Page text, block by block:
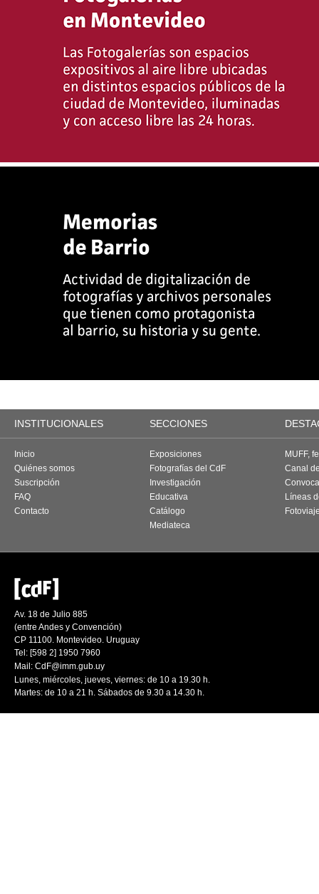
INSTITUCIONALES SECCIONES
Inicio
Quiénes somos
Suscripción
FAQ
Contacto
Exposiciones
Fotografías del CdF
Investigación
Educativa
Catálogo
Mediateca
MUFF,
Canal
Líneas
Av. 18 de Julio 885
(entre Andes y Convención)
CP 11100. Montevideo. Uruguay
Tel: [598 2] 1950 7960
Mail: CdF@imm.gub.uy
Lunes, miércoles, jueves, viernes: de 10 a 19.30 h.
Martes: de 10 a 21 h. Sábados de 9.30 a 14.30 h.